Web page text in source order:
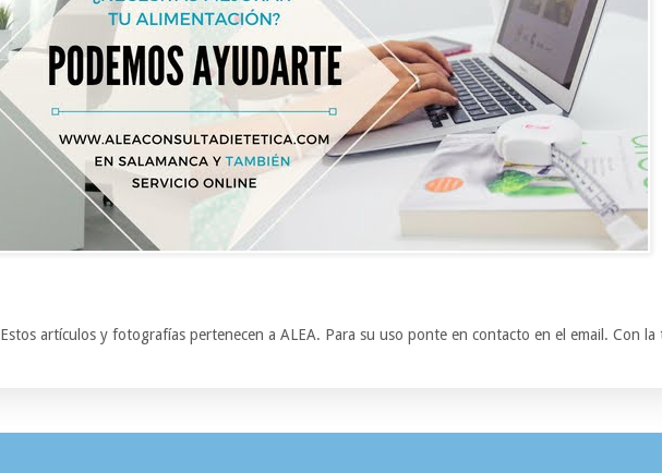
Estos artículos y fotografías pertenecen a ALEA. Para su uso ponte en contacto en el email. Con la